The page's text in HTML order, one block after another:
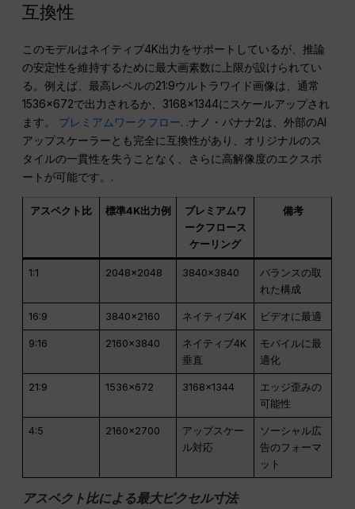
互換性
このモデルはネイティブ4K出力をサポートしているが、推論
の安定性を維持するために最大画素数に上限が設けられてい
る。例えば、最高レベルの21:9ウルトラワイド画像は、通常
1536×672で出力されるか、3168×1344にスケールアップされ
ます。 プレミアムワークフロー. .ナノ・バナナ2は、外部のAI
アップスケーラーとも完全に互換性があり、オリジナルのス
タイルの一貫性を失うことなく、さらに高解像度のエクスポ
ートが可能です。.
アスペクト比 標準4K出力例
プレミアムワ
ークフロース
ケーリング
備考
1:1 2048×2048 3840×3840
バランスの取
れた構成
16:9 3840×2160 ネイティブ4K ビデオに最適
9:16 2160×3840
ネイティブ4K
垂直
モバイルに最
適化
21:9 1536×672 3168×1344
エッジ歪みの
可能性
4:5 2160×2700
アップスケー
ル対応
ソーシャル広
告のフォーマ
ット
アスペクト比による最大ピクセル寸法